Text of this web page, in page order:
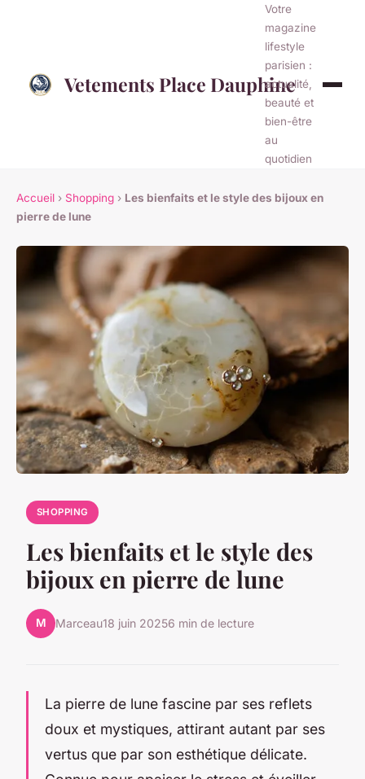
Vetements Place Dauphine
Votre
magazine
lifestyle
parisien :
actualité,
beauté et
bien-être
au
quotidien
Accueil › Shopping › Les bienfaits et le style des bijoux en
pierre de lune
SHOPPING
Les bienfaits et le style des
bijoux en pierre de lune
M Marceau18 juin 20256 min de lecture
La pierre de lune fascine par ses reflets
doux et mystiques, attirant autant par ses
vertus que par son esthétique délicate.